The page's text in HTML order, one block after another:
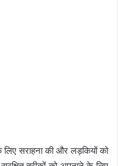
सराहना की और लड़कियों को